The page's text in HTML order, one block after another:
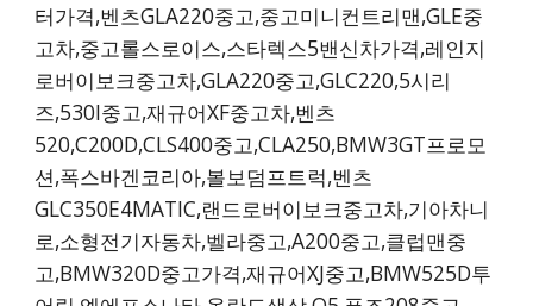
터가격,벤츠GLA220중고,중고미니컨트리맨,GLE중
고차,중고롤스로이스,스타렉스5밴신차가격,레인지
로버이보크중고차,GLA220중고,GLC220,5시리
즈,530I중고,재규어XF중고차,벤츠
520,C200D,CLS400중고,CLA250,BMW3GT프로모
션,폭스바겐코리아,볼보덤프트럭,벤츠
GLC350E4MATIC,랜드로버이보크중고차,기아차니
로,소형전기자동차,벨라중고,A200중고,클럽맨중
고,BMW320D중고가격,재규어XJ중고,BMW525D투